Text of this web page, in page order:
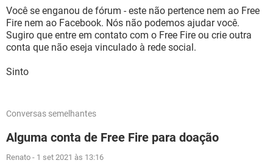
Você se enganou de fórum - este não pertence nem ao Free
Fire nem ao Facebook. Nós não podemos ajudar você.
Sugiro que entre em contato com o Free Fire ou crie outra
conta que não eseja vinculado à rede social.
Sinto
Conversas semelhantes
Alguma conta de Free Fire para doação
Renato - 1 set 2021 às 13:16